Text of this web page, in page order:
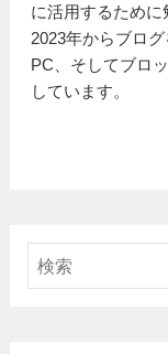
に活用するために
2023年からブロ
PC、そしてブロ
しています。